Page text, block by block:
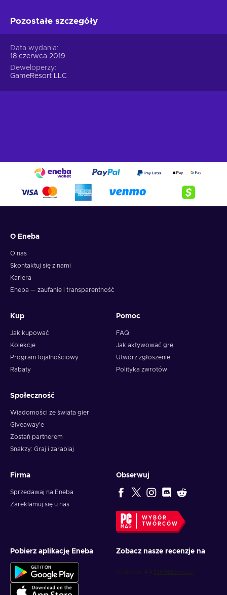
Pozostałe szczegóły
Data wydania
18 czerwca 2019
Deweloperzy
GameResort LLC
O Eneba
O nas
Skontaktuj się z nami
Kariera
Eneba — zaufanie i transparentność
Kup
Jak kupować
Kolekcje
Program lojalnościowy
Rabaty
Pomoc
FAQ
Jak aktywować grę
Utwórz zgłoszenie
Polityka zwrotów
Społeczność
Wiadomości ze świata gier
Giveaway'e
Zostań partnerem
Snakzy: Graj i zarabiaj
Firma
Sprzedawaj na Eneba
Zareklamuj się u nas
Obserwuj
WYBÓR
TWÓRCÓW
Pobierz aplikację Eneba Zobacz nasze recenzje na